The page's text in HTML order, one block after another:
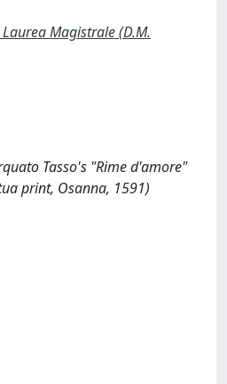
Laurea Magistrale (D.M.
Tasso's "Rime d'amore"
print, Osanna, 1591)